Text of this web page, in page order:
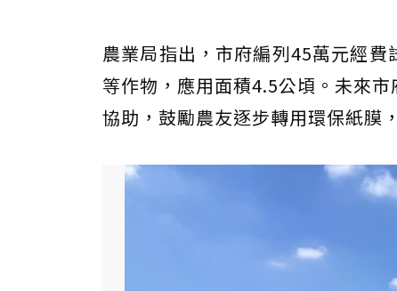
農業局指出，市府編列45萬元經
等作物，應用面積4.5公頃。未來
協助，鼓勵農友逐步轉用環保紙膜